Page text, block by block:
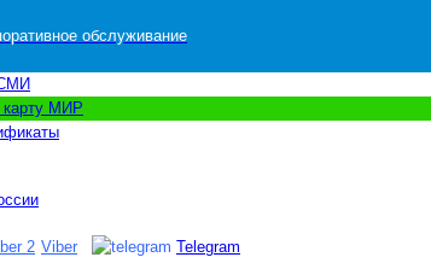
обслуживание
карту МИР
Viber Telegram